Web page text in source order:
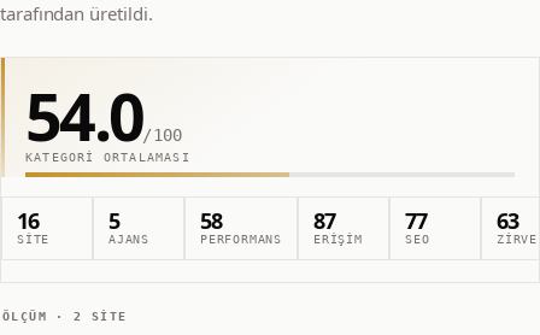
tarafından üretildi.
54.0/100
KATEGORI ORTALAMASI
16
SITE
5
AJANS
58
PERFORMANS
87
ERIŞIM
77
SEO
63
ZIRVE
ÖLÇÜM ·2 SITE